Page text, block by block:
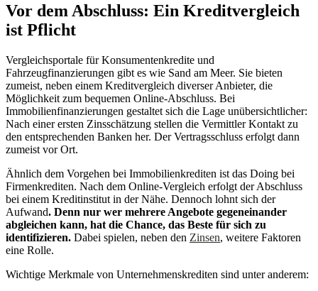
Vor dem Abschluss: Ein Kreditvergleich
ist Pflicht
Vergleichsportale für Konsumentenkredite und
Fahrzeugfinanzierungen gibt es wie Sand am Meer. Sie bieten
zumeist, neben einem Kreditvergleich diverser Anbieter, die
Möglichkeit zum bequemen Online-Abschluss. Bei
Immobilienfinanzierungen gestaltet sich die Lage unübersichtlicher:
Nach einer ersten Zinsschätzung stellen die Vermittler Kontakt zu
den entsprechenden Banken her. Der Vertragsschluss erfolgt dann
zumeist vor Ort.
Ähnlich dem Vorgehen bei Immobilienkrediten ist das Doing bei
Firmenkrediten. Nach dem Online-Vergleich erfolgt der Abschluss
bei einem Kreditinstitut in der Nähe. Dennoch lohnt sich der
Aufwand. Denn nur wer mehrere Angebote gegeneinander
abgleichen kann, hat die Chance, das Beste für sich zu
identifizieren. Dabei spielen, neben den Zinsen, weitere Faktoren
eine Rolle.
Wichtige Merkmale von Unternehmenskrediten sind unter anderem: